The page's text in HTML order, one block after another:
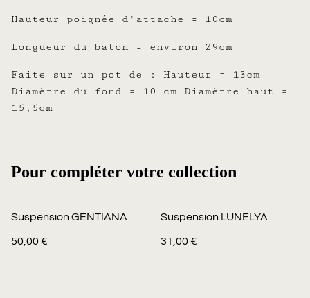
Hauteur poignée d'attache = 10cm
Longueur du baton = environ 29cm
Faite sur un pot de : Hauteur = 13cm
Diamètre du fond = 10 cm Diamètre haut =
15,5cm
Pour compléter votre collection
Suspension GENTIANA
50,00 €
Suspension LUNELYA
31,00 €